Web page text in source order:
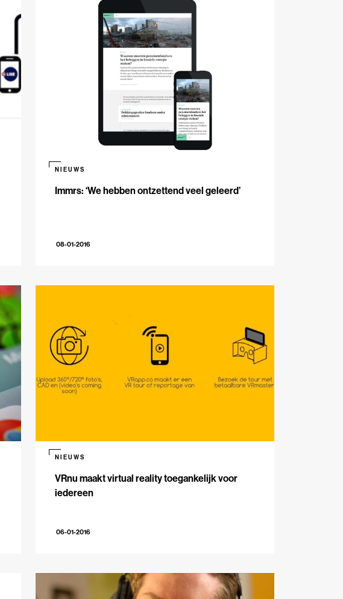
Immrs: ‘We hebben ontzettend veel geleerd’
NIEUWS
08-01-2016
VRnu maakt virtual reality toegankelijk voor
iedereen
NIEUWS
06-01-2016